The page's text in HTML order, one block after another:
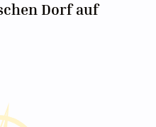
Dorf auf